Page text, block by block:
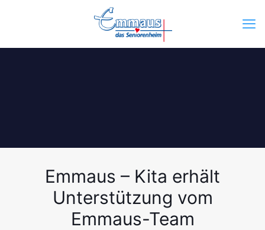
Emmaus – Kita erhält
Unterstützung vom
Emmaus-Team